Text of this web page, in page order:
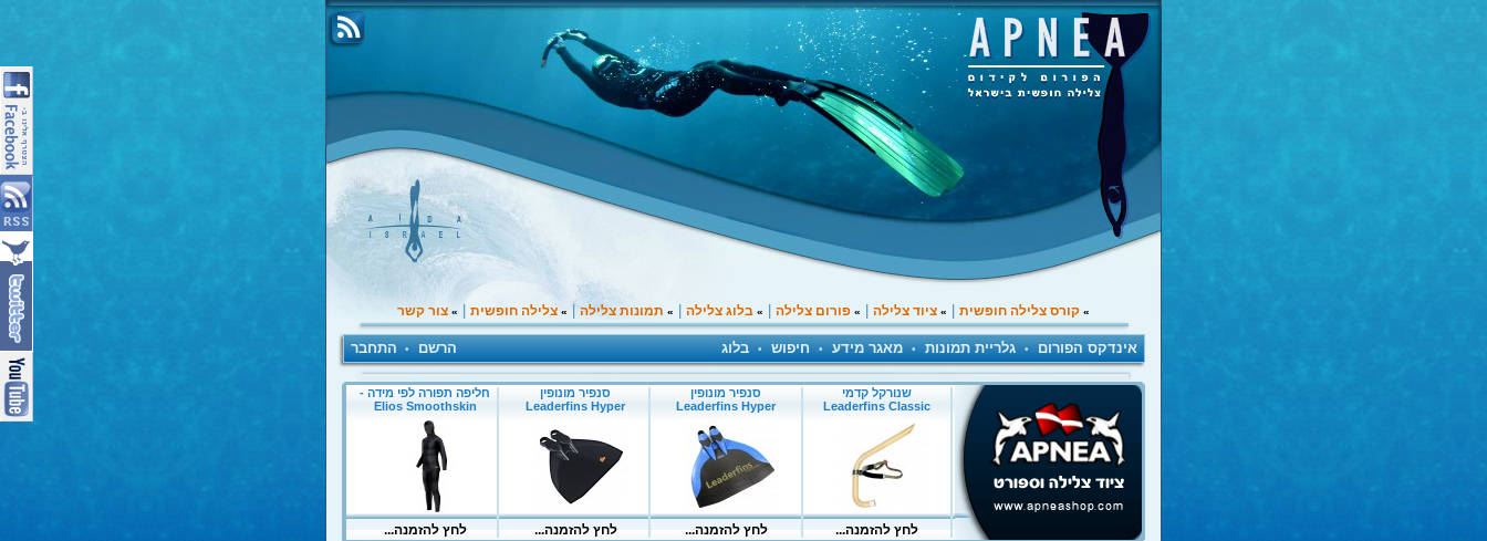
» קורס צלילה חופשית » ציוד צלילה » פורום צלילה » בלוג צלילה » תמונות צלילה » צלילה חופשית » צור קשר
אינדקס הפורום • גלריית תמונות • מאגר מידע • חיפוש • בלוג הרשם • התחבר